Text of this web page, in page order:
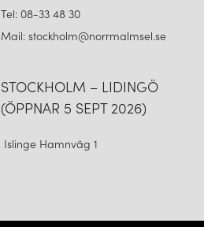
Tel: 08-33 48 30
Mail: stockholm@norrmalmsel.se
STOCKHOLM – LIDINGÖ
(ÖPPNAR 5 SEPT 2026)
Islinge Hamnväg 1